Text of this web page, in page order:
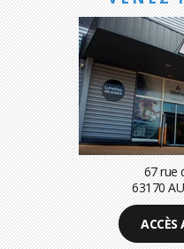
67 rue
63170
ACCÈS